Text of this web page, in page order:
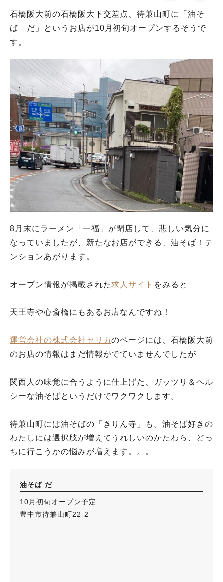
石橋阪大前の石橋阪大下交差点、待兼山町に「油そ
ば だ」というお店が10月初旬オープンするそうで
す。
8月末にラーメン「一福」が閉店して、悲しい気分に
なっていましたが、新たなお店ができる、油そば！テ
ンションあがります。
オープン情報が掲載された求人サイト をみると
天王寺や心斎橋にもあるお店なんですね！
運営会社の株式会社セリカのページには、石橋阪大前
のお店の情報はまだ情報がでていませんでしたが
関西人の味覚に合うように仕上げた、ガッツリ＆ヘル
シーな油そばというだけでワクワクします。
待兼山町には油そばの「きりん寺」も。油そば好きの
わたしには選択肢が増えてうれしいのかたわら、どっ
ちに行こうかの悩みが増えます。。。
油そば だ
10月初旬オープン予定
豊中市待兼山町22-2